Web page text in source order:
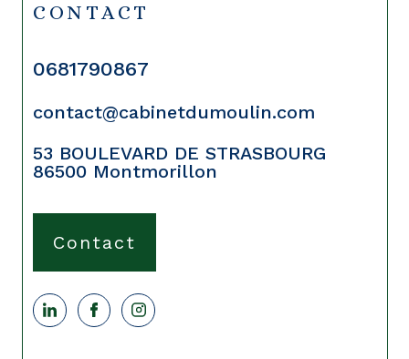
CONTACT
0681790867
contact@cabinetdumoulin.com
53 BOULEVARD DE STRASBOURG
86500
Montmorillon
Contact